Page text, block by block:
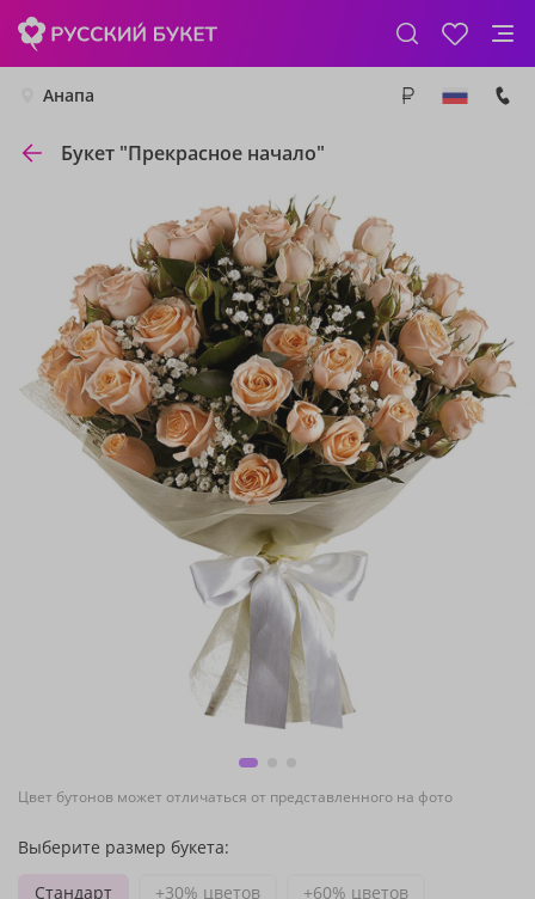
Анапа
Букет "Прекрасное начало"
Цвет бутонов может отличаться от представленного на фото
Выберите размер букета:
Стандарт
+30% цветов +60% цветов